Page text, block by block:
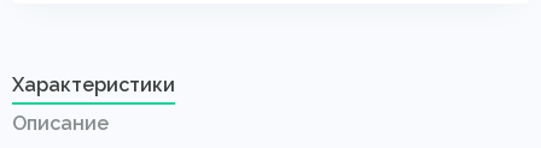
Характеристики
Описание